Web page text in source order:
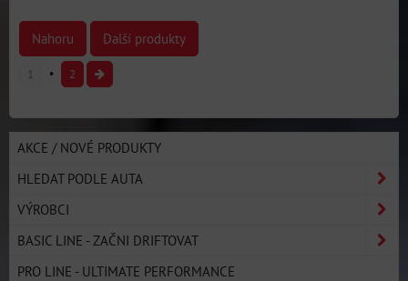
Nahoru Další produkty
1 2
AKCE / NOVÉ PRODUKTY
HLEDAT PODLE AUTA
VÝROBCI
BASIC LINE - ZAČNI DRIFTOVAT
PRO LINE - ULTIMATE PERFORMANCE